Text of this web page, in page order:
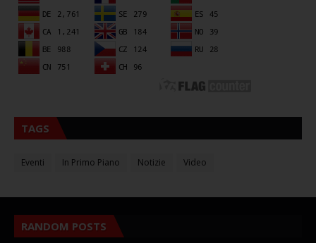
TAGS
Eventi In Primo Piano Notizie Video
RANDOM POSTS